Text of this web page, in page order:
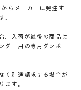
らメーカーに発注す
、入荷が最後の商品に
ダー用の専用ダンボー
く別途請求する場合が
す。